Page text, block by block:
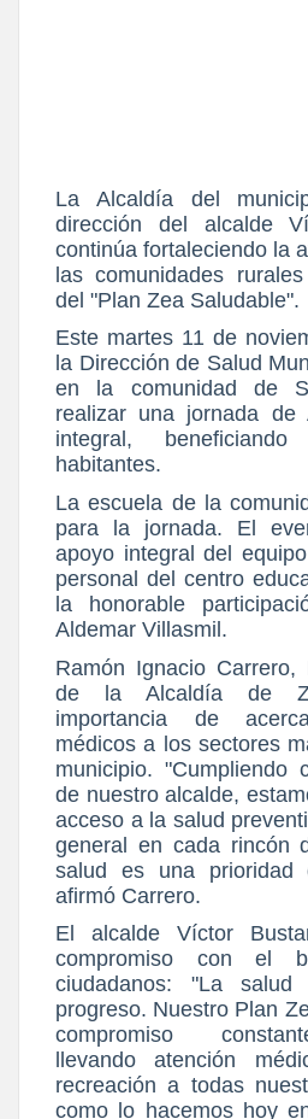
La Alcaldía del
dirección del alcalde
continúa fortaleciendo la
las comunidades
del "Plan Zea Saludable".
Este martes 11 de
la Dirección de Salud
en la comunidad de
realizar una jornada de
integral,
habitantes.
La escuela de la
para la jornada. El
apoyo integral del
personal del centro
la honorable
Aldemar Villasmil.
Ramón Ignacio Carrero,
de la Alcaldía de
importancia de
médicos a los sectores
municipio. "Cumpliendo
de nuestro alcalde,
acceso a la salud
general en cada rincón
salud es una prioridad
afirmó Carrero.
El alcalde Víctor
compromiso con el
ciudadanos: "La
progreso. Nuestro Plan
compromiso
llevando atención
recreación a todas
como lo hacemos hoy